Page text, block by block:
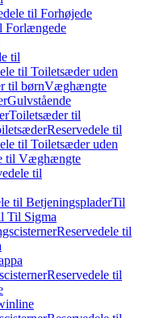
til Forhøjede
Forlængede
til
til Toiletsæder uden
til børnVæghængte
Gulvstående
Toiletsæder til
Reservedele til
til Toiletsæder uden
til Væghængte
til
til BetjeningspladerTil
Til Sigma
Reservedele til
Reservedele til